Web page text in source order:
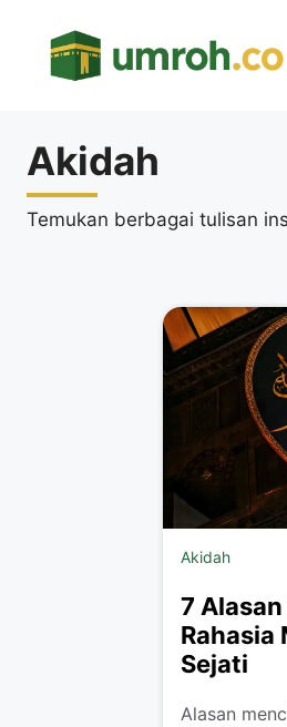
Akidah
Temukan berbagai tulisan
Akidah
7
Rahasia
Sejati
Alasan